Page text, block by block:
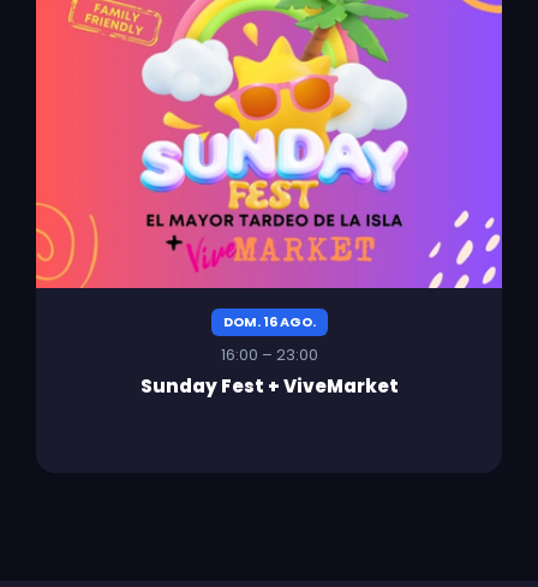
DOM. 16 AGO.
16:00 – 23:00
Sunday Fest + ViveMarket